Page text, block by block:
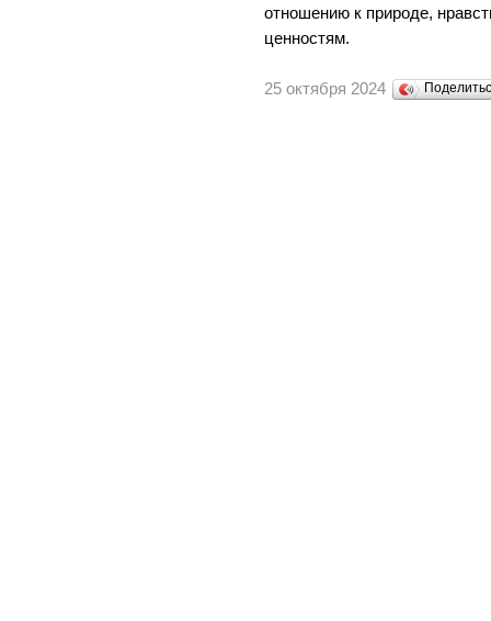
отношению к природе,
ценностям.
25 октября 2024